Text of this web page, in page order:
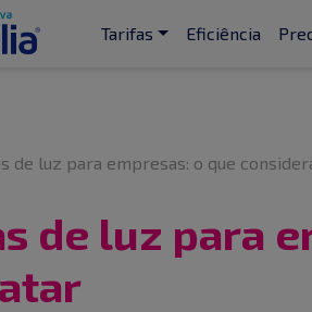
Tarifas Eficiência
de luz para empresas: o que
de luz para